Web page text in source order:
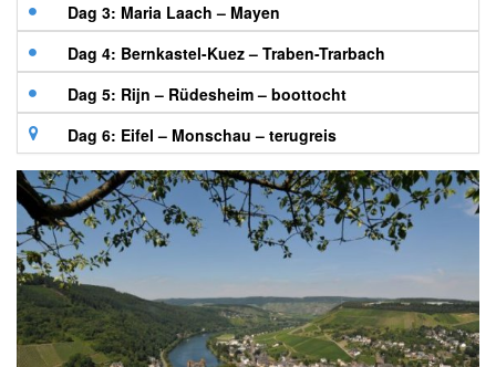
Dag 3: Maria Laach – Mayen
Dag 4: Bernkastel-Kuez – Traben-Trarbach
Dag 5: Rijn – Rüdesheim – boottocht
Dag 6: Eifel – Monschau – terugreis